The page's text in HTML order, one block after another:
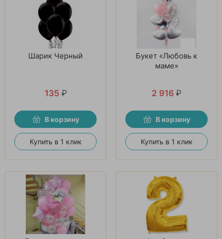
Шарик Черный
135 ₽
В корзину
Купить в 1 клик
Букет «Любовь к
маме»
2 916 ₽
В корзину
Купить в 1 клик